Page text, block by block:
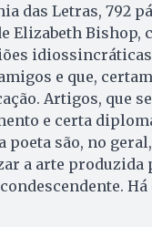
das Letras, 792
Elizabeth Bishop,
e que,
Artigos, que
e certa
são, no
a arte